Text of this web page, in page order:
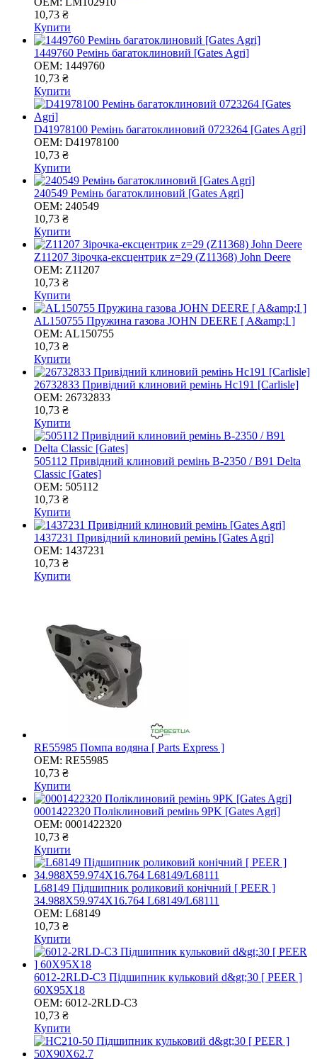
10,73 ₴
Купити
1449760 Ремінь багатоклиновий [Gates Agri]
OEM: 1449760
10,73 ₴
Купити
D41978100 Ремінь багатоклиновий 0723264 [Gates Agri]
OEM: D41978100
10,73 ₴
Купити
240549 Ремінь багатоклиновий [Gates Agri]
OEM: 240549
10,73 ₴
Купити
Z11207 Зірочка-ексцентрик z=29 (Z11368) John Deere
OEM: Z11207
10,73 ₴
Купити
AL150755 Пружина газова JOHN DEERE [ A&amp;I ]
OEM: AL150755
10,73 ₴
Купити
26732833 Привідний клиновий ремінь Hс191 [Carlisle]
OEM: 26732833
10,73 ₴
Купити
505112 Привідний клиновий ремінь B-2350 / B91 Delta
Classic [Gates]
OEM: 505112
10,73 ₴
Купити
1437231 Привідний клиновий ремінь [Gates Agri]
OEM: 1437231
10,73 ₴
Купити
RE55985 Помпа водяна [ Parts Express ]
OEM: RE55985
10,73 ₴
Купити
0001422320 Поліклиновий ремінь 9PK [Gates Agri]
OEM: 0001422320
10,73 ₴
Купити
L68149 Підшипник роликовий конічний [ PEER ]
34.988X59.974X16.764 L68149/L68111
OEM: L68149
10,73 ₴
Купити
6012-2RLD-C3 Підшипник кульковий d&gt;30 [ PEER ]
60X95X18
OEM: 6012-2RLD-C3
10,73 ₴
Купити